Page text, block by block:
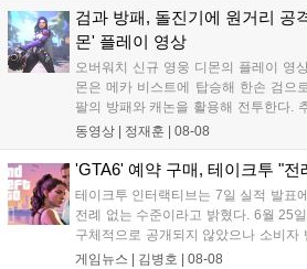
하는 몰입감 있는 서사와 조합을 구현
새로운 가능성을 제시했다....
검과 방패, 돌진기에 원거리 공
몬' 플레이 영상
오버워치 신규 영웅 디몬의 플레이 영
몬은 메카 비스트에 탑승해 한손 검으
팔의 방패와 캐논을 활용해 전투한다.
참격 형태의 궁극기를 보유했고, 메카
산의 영웅들 업데이트를 통해 정식 출시
동영상 | 정재훈 08-08
'GTA6' 예약 구매, 테이크투 "전
테이크투 인터랙티브는 7일 실적 발표
전례 없는 수준이라고 밝혔다. 6월 25
구체적으로 공개되지 않았으나 소비자
11월 19일 PS5와 Xbox 시리즈 X|S로
게임뉴스 | 김병호 08-08